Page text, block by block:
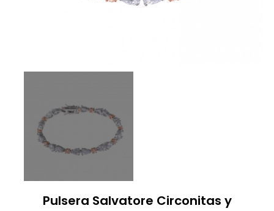
Pulsera Salvatore Circonitas y